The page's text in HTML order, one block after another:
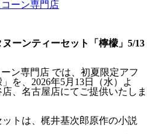
ーンティーセット「檸檬」5/13
ン専門店 では、初夏限定アフ
を、2026年5月13日（水）よ
、名古屋店にてご提供いたしま
トは、梶井基次郎原作の小説